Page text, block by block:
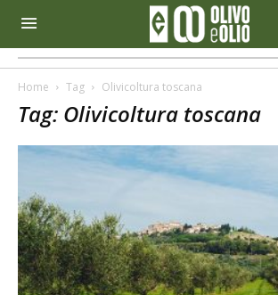
Home Tag Olivicoltura toscana
Tag: Olivicoltura toscana